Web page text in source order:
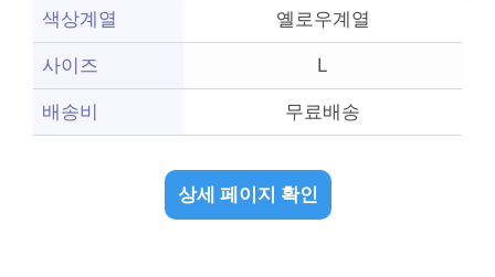
색상계열 옐로우계열
사이즈 L
배송비 무료배송
상세 페이지 확인